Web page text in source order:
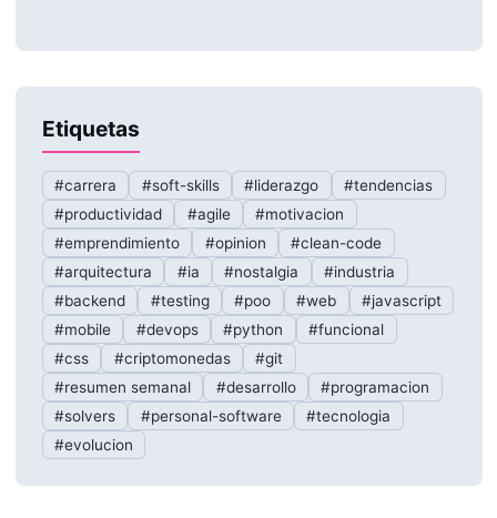
Etiquetas
#carrera #soft-skills #liderazgo
#tendencias
#productividad
#agile
#motivacion
#emprendimiento
#opinion
#clean-code
#arquitectura
#ia #nostalgia
#industria
#backend
#testing #poo #web
#javascript
#mobile
#devops #python
#funcional
#css
#criptomonedas
#git
#resumen semanal
#desarrollo
#programacion
#solvers
#personal-software
#tecnologia
#evolucion